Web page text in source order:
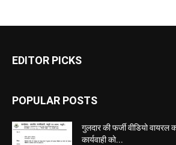
EDITOR PICKS
POPULAR POSTS
गुलदार की फर्जी वीडियो
कार्यवाही को...